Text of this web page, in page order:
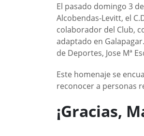
El pasado domingo 3
Alcobendas-Levitt, el
colaborador del Club,
adaptado en
de Deportes, Jose Mª
Este homenaje se
reconocer a personas
¡Gracias,